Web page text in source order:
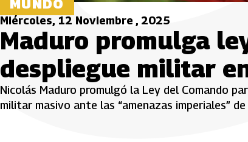
MUNDO
Miércoles, 12 Noviembre , 2025
Maduro promulga
despliegue militar
Nicolás Maduro promulgó la Ley del Comando
militar masivo ante las “amenazas imperiales”